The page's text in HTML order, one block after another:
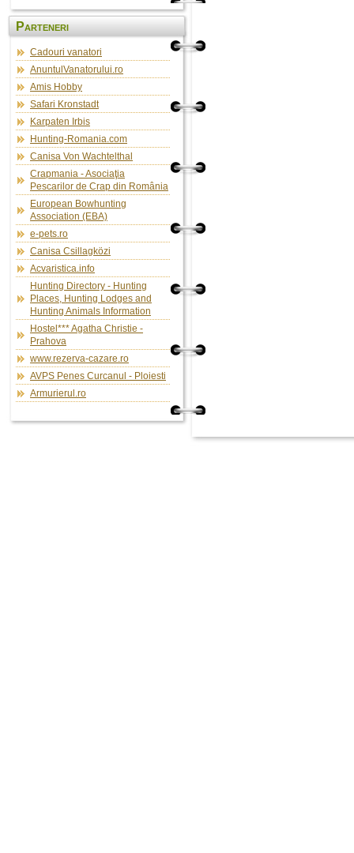
Parteneri
Cadouri vanatori
AnuntulVanatorului.ro
Amis Hobby
Safari Kronstadt
Karpaten Irbis
Hunting-Romania.com
Canisa Von Wachtelthal
Crapmania - Asociaţia
Pescarilor de Crap din România
European Bowhunting
Association (EBA)
e-pets.ro
Canisa Csillagközi
Acvaristica.info
Hunting Directory - Hunting
Places, Hunting Lodges and
Hunting Animals Information
Hostel*** Agatha Christie -
Prahova
www.rezerva-cazare.ro
AVPS Penes Curcanul - Ploiesti
Armurierul.ro